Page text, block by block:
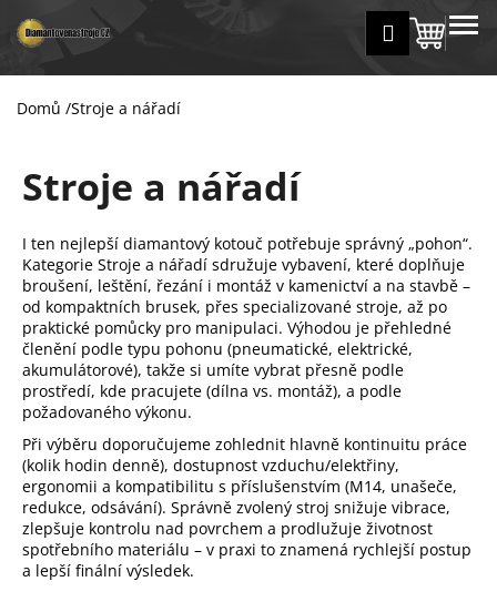
na
obsah
Přihlášení
košík
MENU
Domů /Stroje a nářadí
Stroje a nářadí
I ten nejlepší diamantový kotouč potřebuje správný „pohon“.
Kategorie Stroje a nářadí sdružuje vybavení, které doplňuje
broušení, leštění, řezání i montáž v kamenictví a na stavbě –
od kompaktních brusek, přes specializované stroje, až po
praktické pomůcky pro manipulaci. Výhodou je přehledné
členění podle typu pohonu (pneumatické, elektrické,
akumulátorové), takže si umíte vybrat přesně podle
prostředí, kde pracujete (dílna vs. montáž), a podle
požadovaného výkonu.
Při výběru doporučujeme zohlednit hlavně kontinuitu práce
(kolik hodin denně), dostupnost vzduchu/elektřiny,
ergonomii a kompatibilitu s příslušenstvím (M14, unašeče,
redukce, odsávání). Správně zvolený stroj snižuje vibrace,
zlepšuje kontrolu nad povrchem a prodlužuje životnost
spotřebního materiálu – v praxi to znamená rychlejší postup
a lepší finální výsledek.
š
Zpět
Zpět
C
p
o
t
ř
e
b
u
j
e
t
e
n
a
j
í